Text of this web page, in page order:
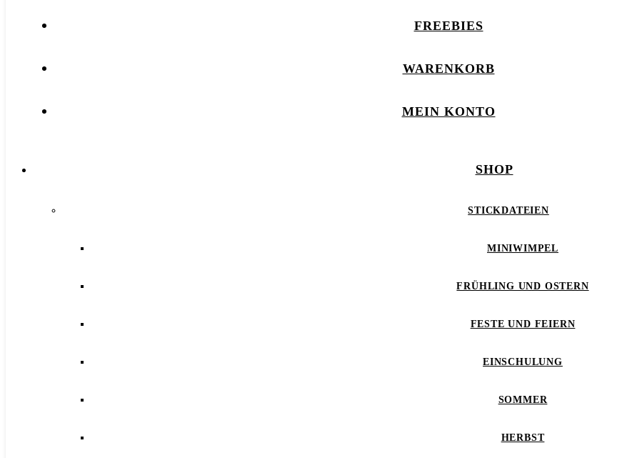
FREEBIES
WARENKORB
MEIN KONTO
SHOP
STICKDATEIEN
MINIWIMPEL
FRÜHLING UND OSTERN
FESTE UND FEIERN
EINSCHULUNG
SOMMER
HERBST